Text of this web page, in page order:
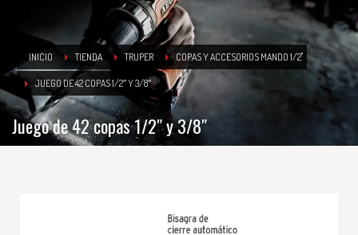
INICIO TIENDA TRUPER COPAS Y ACCESORIOS MANDO 1/2"
JUEGO DE 42 COPAS 1/2″ Y 3/8″
Juego de 42 copas 1/2″ y 3/8″